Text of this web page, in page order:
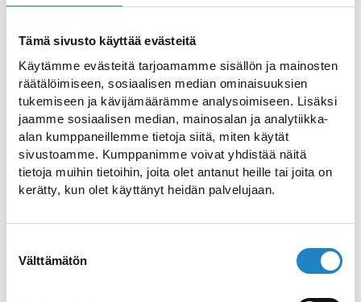
Tämä sivusto käyttää evästeitä
Käytämme evästeitä tarjoamamme sisällön ja mainosten
räätälöimiseen, sosiaalisen median ominaisuuksien
tukemiseen ja kävijämäärämme analysoimiseen. Lisäksi
jaamme sosiaalisen median, mainosalan ja analytiikka-
alan kumppaneillemme tietoja siitä, miten käytät
sivustoamme. Kumppanimme voivat yhdistää näitä
tietoja muihin tietoihin, joita olet antanut heille tai joita on
kerätty, kun olet käyttänyt heidän palvelujaan.
valinta
Välttämätön
See und einzigartige schwimmende
Übernachtungsmöglichkeiten
Saunalautta-Imatra
Saunabootfahrten auf dem Fluss Vuoksi in
Imatra.
Hossukan Helmi